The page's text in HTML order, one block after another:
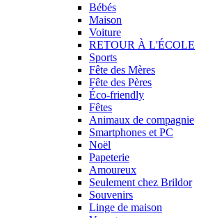
Bébés
Maison
Voiture
RETOUR À L'ÉCOLE
Sports
Fête des Mères
Fête des Pères
Éco-friendly
Fêtes
Animaux de compagnie
Smartphones et PC
Noël
Papeterie
Amoureux
Seulement chez Brildor
Souvenirs
Linge de maison